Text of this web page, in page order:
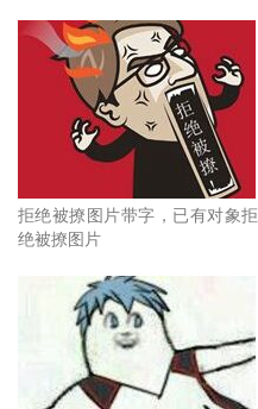
拒绝被撩图片带字，已有对象拒
绝被撩图片